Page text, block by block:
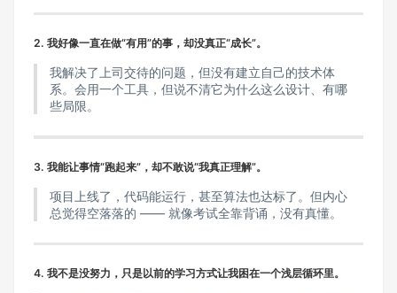
2. 我好像一直在做“有用”的事，却没真正“成长”。
我解决了上司交待的问题，但没有建立自己的技术体
系。会用一个工具，但说不清它为什么这么设计、有哪
些局限。
3. 我能让事情“跑起来”，却不敢说“我真正理解”。
项目上线了，代码能运行，甚至算法也达标了。但内心
总觉得空落落的 —— 就像考试全靠背诵，没有真懂。
4. 我不是没努力，只是以前的学习方式让我困在一个浅层循环里。